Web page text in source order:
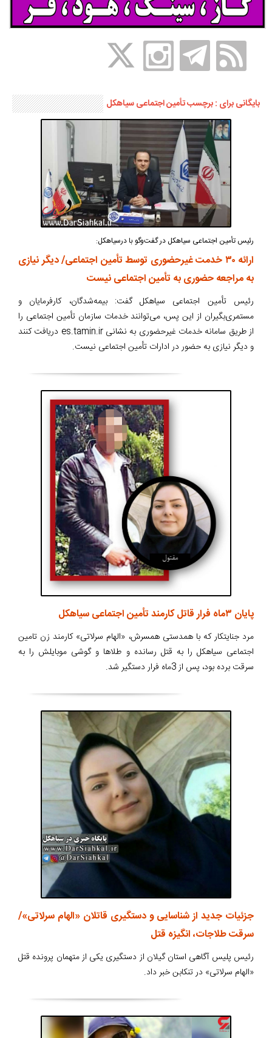
بایگانی برای : برچسب تأمین اجتماعی سیاهکل
رئیس تأمین اجتماعی سیاهکل در گفت‌وگو با درسیاهکل:
ارائه ۳۰ خدمت غیرحضوری توسط تأمین اجتماعی/ دیگر نیازی
به مراجعه حضوری به تأمین اجتماعی نیست
رئیس تأمین اجتماعی سیاهکل گفت: بیمه‌شدگان، کارفرمایان و
مستمری‌بگیران از این پس، می‌توانند خدمات سازمان تأمین اجتماعی را
از طریق سامانه خدمات غیرحضوری به نشانی es.tamin.ir دریافت کنند
و دیگر نیازی به حضور در ادارات تأمین اجتماعی نیست.
پایان ۳ماه فرار قاتل کارمند تأمین اجتماعی سیاهکل
مرد جنایتکار که با همدستی همسرش، «الهام سرلاتی» کارمند زن تامین
اجتماعی سیاهکل را به قتل رسانده و طلاها و گوشی موبایلش را به
سرقت برده بود، پس از 3ماه فرار دستگیر شد.
جزئیات جدید از شناسایی و دستگیری قاتلان «الهام سرلاتی»/
سرقت طلاجات، انگیزه قتل
رئیس پلیس آگاهی استان گیلان از دستگیری یکی از متهمان پرونده قتل
«الهام سرلاتی» در تنکابن خبر داد.